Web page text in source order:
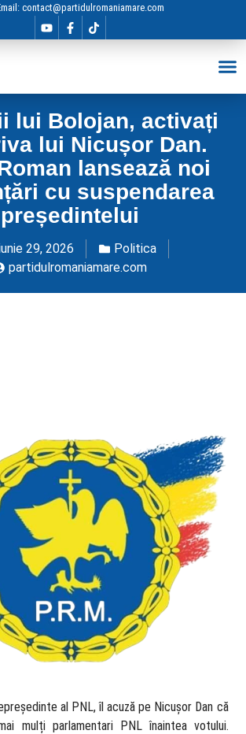
contact@partidulromaniamare.com
lui Bolojan, activați
lui Nicușor Dan.
lansează noi
cu suspendarea
președintelui
29, 2026
Politica
partidulromaniamare.com
al PNL, îl acuză pe Nicușor Dan că
mulți parlamentari PNL înaintea votului.